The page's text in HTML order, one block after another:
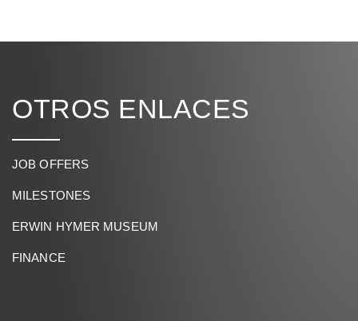
OTROS ENLACES
JOB OFFERS
MILESTONES
ERWIN HYMER MUSEUM
FINANCE